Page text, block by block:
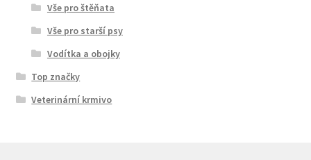
Vše pro štěňata
Vše pro starší psy
Vodítka a obojky
Top značky
Veterinární krmivo